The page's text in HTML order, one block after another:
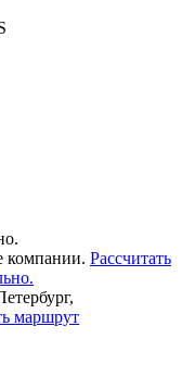
компании. Рассчитать
маршрут